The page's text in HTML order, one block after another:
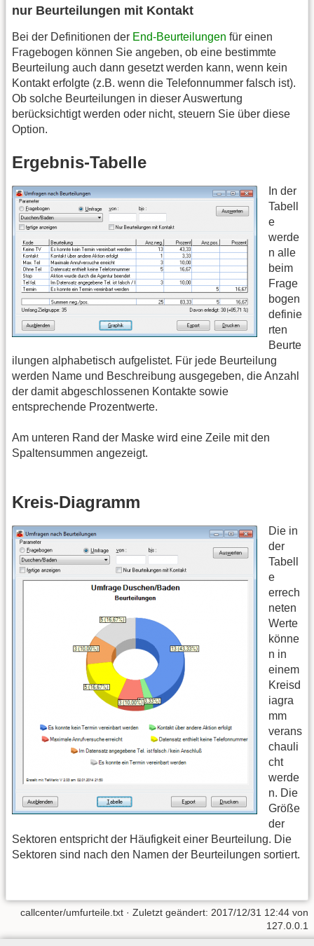
nur Beurteilungen mit Kontakt
Bei der Definitionen der End-Beurteilungen für einen
Fragebogen können Sie angeben, ob eine bestimmte
Beurteilung auch dann gesetzt werden kann, wenn kein
Kontakt erfolgte (z.B. wenn die Telefonnummer falsch ist).
Ob solche Beurteilungen in dieser Auswertung
berücksichtigt werden oder nicht, steuern Sie über diese
Option.
Ergebnis-Tabelle
In der
Tabell
e
werde
n alle
beim
Frage
bogen
definie
rten
Beurte
ilungen alphabetisch aufgelistet. Für jede Beurteilung
werden Name und Beschreibung ausgegeben, die Anzahl
der damit abgeschlossenen Kontakte sowie
entsprechende Prozentwerte.
Am unteren Rand der Maske wird eine Zeile mit den
Spaltensummen angezeigt.
Kreis-Diagramm
Die in
der
Tabell
e
errech
neten
Werte
könne
n in
einem
Kreisd
iagra
mm
verans
chauli
cht
werde
n. Die
Größe
der
Sektoren entspricht der Häufigkeit einer Beurteilung. Die
Sektoren sind nach den Namen der Beurteilungen sortiert.
callcenter/umfurteile.txt · Zuletzt geändert: 2017/12/31 12:44 von
127.0.0.1